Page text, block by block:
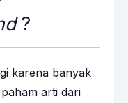
?
karena banyak
arti dari